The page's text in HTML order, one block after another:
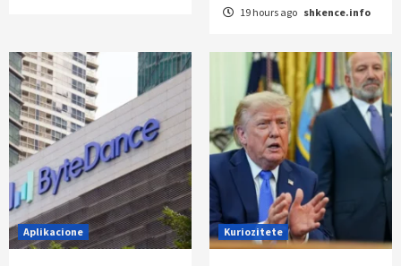
19 hours ago shkence.info
Aplikacione Kuriozitete